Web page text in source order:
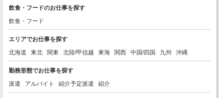
飲食・フードのお仕事を探す
飲食・フード
エリアでお仕事を探す
北海道
東北 関東 北陸/甲信越 東海 関西 中国/四国 九州 沖縄
勤務形態でお仕事を探す
派遣
アルバイト 紹介予定派遣 紹介